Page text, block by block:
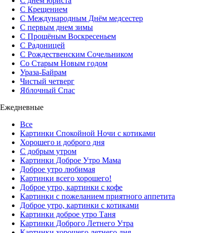
С Крещением
С Международным Днём медсестер
С первым днем зимы
С Прощёным Воскресеньем
С Радоницей
С Рождественским Сочельником
Со Старым Новым годом
Ураза-Байрам
Чистый четверг
Яблочный Спас
Ежедневные
Все
Картинки Спокойной Ночи с котиками
Хорошего и доброго дня
С добрым утром
Картинки Доброе Утро Мама
Доброе утро любимая
Картинки всего хорошего!
Доброе утро, картинки с кофе
Картинки с пожеланием приятного аппетита
Доброе утро, картинки с котиками
Картинки доброе утро Таня
Картинки Доброго Летнего Утра